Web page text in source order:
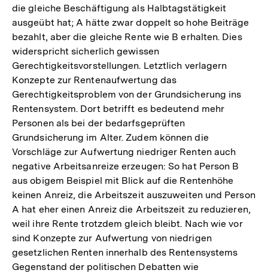
die gleiche Beschäftigung als Halbtagstätigkeit
ausgeübt hat; A hätte zwar doppelt so hohe Beiträge
bezahlt, aber die gleiche Rente wie B erhalten. Dies
widerspricht sicherlich gewissen
Gerechtigkeitsvorstellungen. Letztlich verlagern
Konzepte zur Rentenaufwertung das
Gerechtigkeitsproblem von der Grundsicherung ins
Rentensystem. Dort betrifft es bedeutend mehr
Personen als bei der bedarfsgeprüften
Grundsicherung im Alter. Zudem können die
Vorschläge zur Aufwertung niedriger Renten auch
negative Arbeitsanreize erzeugen: So hat Person B
aus obigem Beispiel mit Blick auf die Rentenhöhe
keinen Anreiz, die Arbeitszeit auszuweiten und Person
A hat eher einen Anreiz die Arbeitszeit zu reduzieren,
weil ihre Rente trotzdem gleich bleibt. Nach wie vor
sind Konzepte zur Aufwertung von niedrigen
gesetzlichen Renten innerhalb des Rentensystems
Gegenstand der politischen Debatten wie